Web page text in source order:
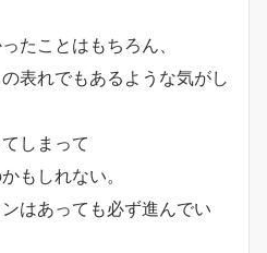
たことはもちろん、
表れでもあるような気がし
しまって
もしれない。
はあっても必ず進んでい